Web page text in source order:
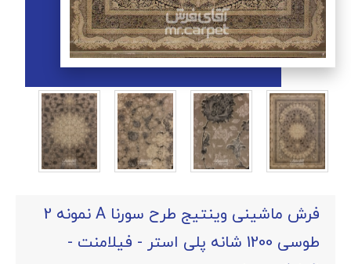
فرش ماشینی وینتیج طرح سورنا A نمونه 2
طوسی 1200 شانه پلی استر - فیلامنت -